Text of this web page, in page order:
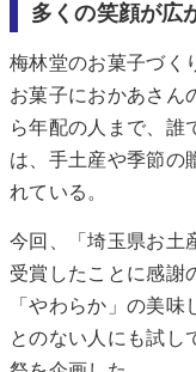
多くの笑顔が広
梅林堂のお菓子づく
お菓子におかあさん
ら年配の人まで、誰
は、手土産や季節の
れている。
今回、「埼玉県お土
受賞したことに感謝
「やわらか」の美
とのない人にも試し